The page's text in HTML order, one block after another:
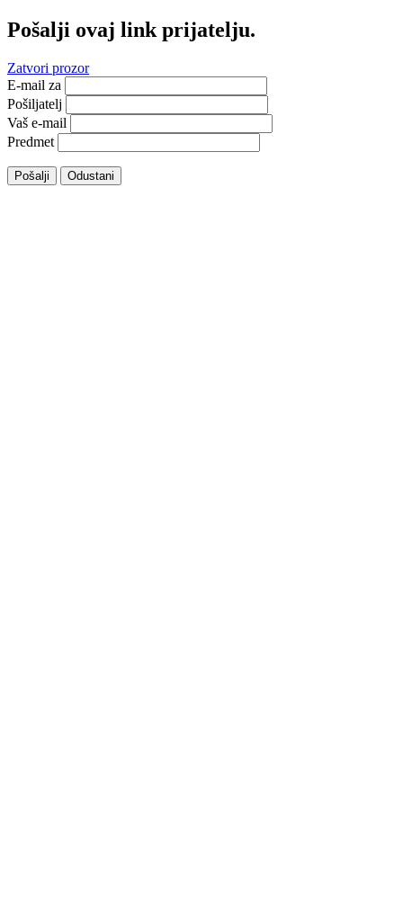
Pošalji ovaj link prijatelju.
Zatvori prozor
E-mail za
Pošiljatelj
Vaš e-mail
Predmet
Pošalji Odustani